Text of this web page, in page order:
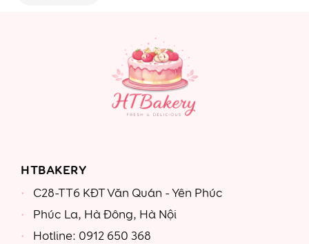
HTBAKERY
C28-TT6 KĐT Văn Quán - Yên Phúc
Phúc La, Hà Đông, Hà Nội
Hotline: 0912 650 368